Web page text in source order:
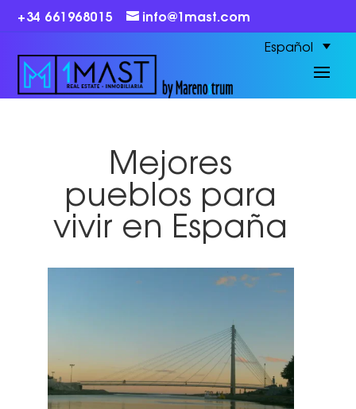
+34 661968015 info@1mast.com
Español
Mejores
pueblos para
vivir en España